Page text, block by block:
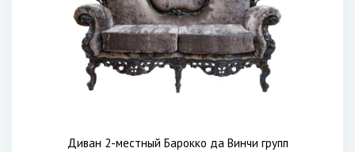
Диван 2-местный Барокко да Винчи групп